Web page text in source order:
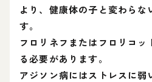
より、健康体の子と変わらな
す。
フロリネフまたはフロリコッ
る必要があります。
アジソン病にはストレスに弱